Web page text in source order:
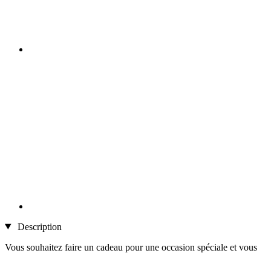
Description
Vous souhaitez faire un cadeau pour une occasion spéciale et vous